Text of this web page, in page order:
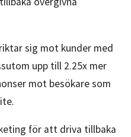
sig mot kunder med
upp till 2.25x mer
mot besökare som
för att driva tillbaka